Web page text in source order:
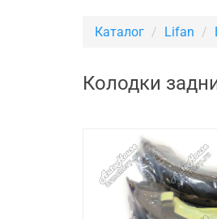
Каталог Lifan
Колодки